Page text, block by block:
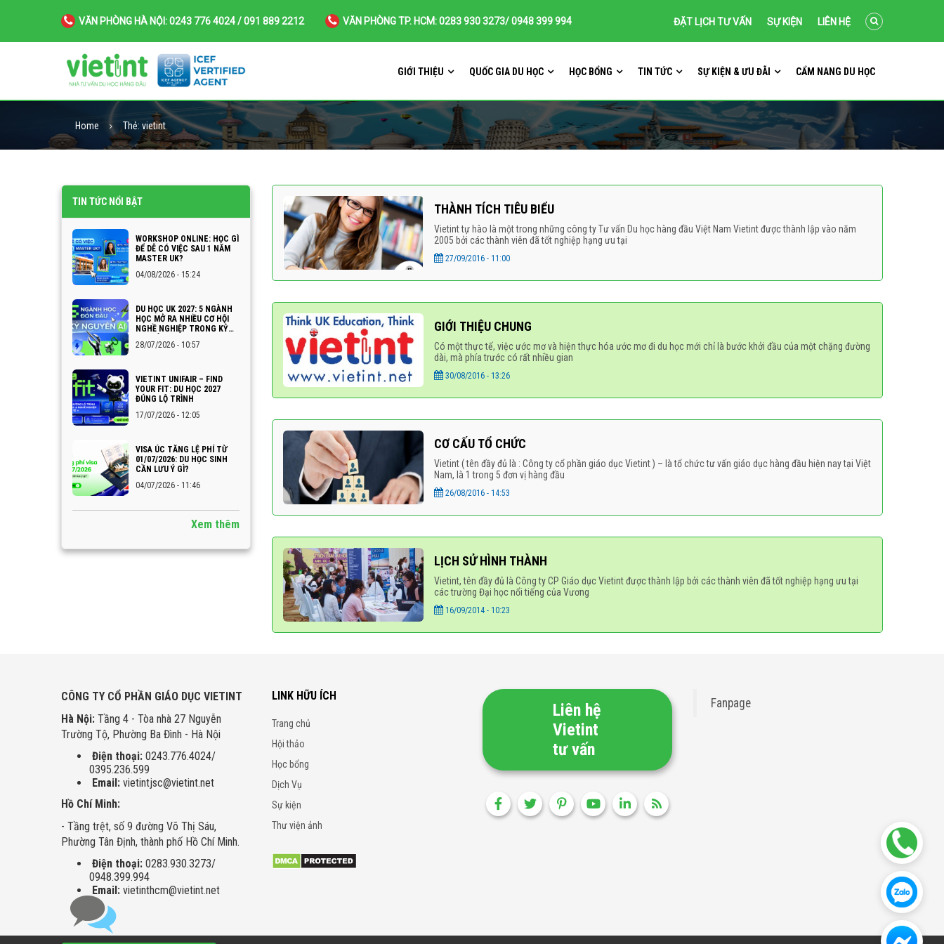
VĂN PHÒNG HÀ NỘI: 0243 776 4024 / 091 889 2212 VĂN PHÒNG TP. HCM: 0283 930 3273/ 0948 399 994 ĐẶT LỊCH TƯ VẤN SỰ KIỆN LIÊN HỆ
GIỚI THIỆU QUỐC GIA DU HỌC HỌC BỔNG TIN TỨC SỰ KIỆN & ƯU ĐÃI CẨM NANG DU HỌC
Home Thẻ: vietint
TIN TỨC NỔI BẬT
WORKSHOP ONLINE: HỌC GÌ
ĐỂ DỄ CÓ VIỆC SAU 1 NĂM
MASTER UK?
04/08/2026 - 15:24
DU HỌC UK 2027: 5 NGÀNH
HỌC MỞ RA NHIỀU CƠ HỘI
NGHỀ NGHIỆP TRONG KỶ
28/07/2026 - 10:57
VIETINT UNIFAIR – FIND
YOUR FIT: DU HỌC 2027
ĐÚNG LỘ TRÌNH
17/07/2026 - 12:05
VISA ÚC TĂNG LỆ PHÍ TỪ
01/07/2026: DU HỌC SINH
CẦN LƯU Ý GÌ?
04/07/2026 - 11:46
Xem thêm
THÀNH TÍCH TIÊU BIỂU
Vietint tự hào là một trong những công ty Tư vấn Du học hàng đầu Việt Nam Vietint được thành lập vào năm
2005 bởi các thành viên đã tốt nghiệp hạng ưu tại
27/09/2016 - 11:00
GIỚI THIỆU CHUNG
Có một thực tế, việc ước mơ và hiện thực hóa ước mơ đi du học mới chỉ là bước khởi đầu của một chặng đường
dài, mà phía trước có rất nhiều gian
30/08/2016 - 13:26
CƠ CẤU TỔ CHỨC
Vietint ( tên đầy đủ là : Công ty cổ phần giáo dục Vietint ) – là tổ chức tư vấn giáo dục hàng đầu hiện nay tại Việt
Nam, là 1 trong 5 đơn vị hàng đầu
26/08/2016 - 14:53
LỊCH SỬ HÌNH THÀNH
Vietint, tên đầy đủ là Công ty CP Giáo dục Vietint được thành lập bởi các thành viên đã tốt nghiệp hạng ưu tại
các trường Đại học nổi tiếng của Vương
16/09/2014 - 10:23
CÔNG TY CỔ PHẦN GIÁO DỤC VIETINT
Hà Nội: Tầng 4 - Tòa nhà 27 Nguyễn
Trường Tộ, Phường Ba Đình - Hà Nội
Điện thoại: 0243.776.4024/
0395.236.599
Email: vietintjsc@vietint.net
Hồ Chí Minh:
- Tầng trệt, số 9 đường Võ Thị Sáu,
Phường Tân Định, thành phố Hồ Chí Minh.
Điện thoại: 0283.930.3273/
0948.399.994
Email: vietinthcm@vietint.net
LINK HỮU ÍCH
Trang chủ
Hội thảo
Học bổng
Dịch Vụ
Sự kiện
Thư viện ảnh
Liên hệ
Vietint
tư vấn
Fanpage